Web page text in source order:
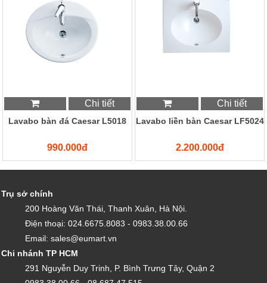
Chi tiết
Lavabo bàn đá Caesar L5018
990.000đ
Chi tiết
Lavabo liền bàn Caesar LF5024
2.200.000đ
Trụ sở chính
200 Hoàng Văn Thái, Thanh Xuân, Hà Nội.
Điện thoại: 024.6675.8083 - 0983.38.00.66
Email: sales@eumart.vn
Chi nhánh TP HCM
291 Nguyễn Duy Trinh, P. Bình Trưng Tây, Quận 2